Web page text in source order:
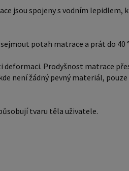
jsou spojeny s vodním lepidlem,
potah matrace a prát do 40
deformaci. Prodyšnost matrace
není žádný pevný materiál,
tvaru těla uživatele.